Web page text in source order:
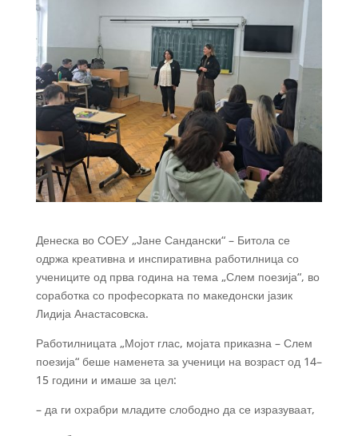
Денеска во СОЕУ „Јане Сандански“ – Битола се
одржа креативна и инспиративна работилница со
учениците од прва година на тема „Слем поезија“, во
соработка со професорката по македонски јазик
Лидија Анастасовска.
Работилницата „Мојот глас, мојата приказна – Слем
поезија“ беше наменета за ученици на возраст од 14–
15 години и имаше за цел:
– да ги охрабри младите слободно да се изразуваат,